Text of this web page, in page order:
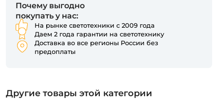
Почему выгодно
покупать у нас:
На рынке светотехники с 2009 года
Даем 2 года гарантии на светотехнику
Доставка во все регионы России без
предоплаты
Другие товары этой категории